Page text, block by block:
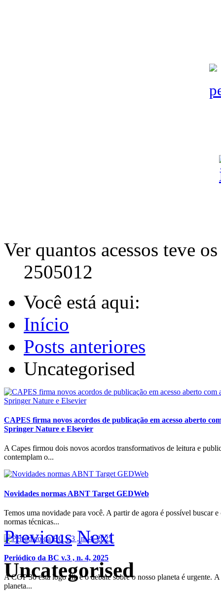
Ver quantos acessos teve
2505012
Você está aqui:
Início
Posts anteriores
Uncategorised
CAPES firma novos acordos de publicação em acesso aberto
Springer Nature e Elsevier
A Capes firmou dois novos acordos transformativos de leitura e
contemplam o...
Novidades normas ABNT Target GEDWeb
Temos uma novidade para você. A partir de agora é possível buscar e
normas técnicas...
Periódico da BC v.3 , n. 4, 2025
A COP 30 está logo ali, e o debate sobre o nosso planeta é urgente.
planeta...
Previous Next
Uncategorised